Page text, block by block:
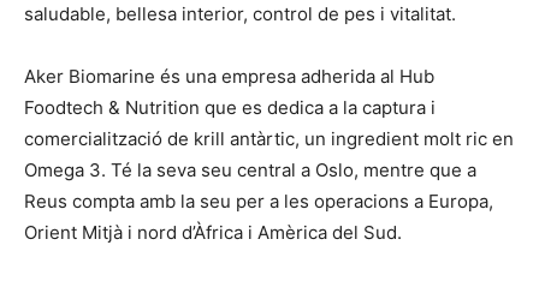
saludable, bellesa interior, control de pes i vitalitat.
Aker Biomarine és una empresa adherida al Hub
Foodtech & Nutrition que es dedica a la captura i
comercialització de krill antàrtic, un ingredient molt ric en
Omega 3. Té la seva seu central a Oslo, mentre que a
Reus compta amb la seu per a les operacions a Europa,
Orient Mitjà i nord d’Àfrica i Amèrica del Sud.